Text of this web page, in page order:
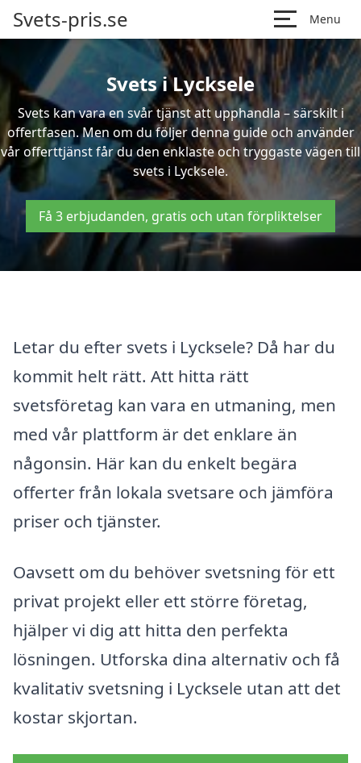
Svets-pris.se Menu
Svets i Lycksele
Svets kan vara en svår tjänst att upphandla – särskilt i
offertfasen. Men om du följer denna guide och använder
vår offerttjänst får du den enklaste och tryggaste vägen till
svets i Lycksele.
Få 3 erbjudanden, gratis och utan förpliktelser
Letar du efter svets i Lycksele? Då har du
kommit helt rätt. Att hitta rätt
svetsföretag kan vara en utmaning, men
med vår plattform är det enklare än
någonsin. Här kan du enkelt begära
offerter från lokala svetsare och jämföra
priser och tjänster.
Oavsett om du behöver svetsning för ett
privat projekt eller ett större företag,
hjälper vi dig att hitta den perfekta
lösningen. Utforska dina alternativ och få
kvalitativ svetsning i Lycksele utan att det
kostar skjortan.